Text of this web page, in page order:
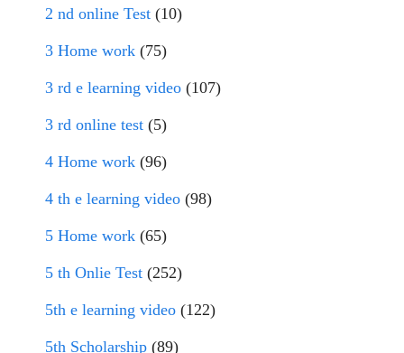
2 nd online Test (10)
3 Home work (75)
3 rd e learning video (107)
3 rd online test (5)
4 Home work (96)
4 th e learning video (98)
5 Home work (65)
5 th Onlie Test (252)
5th e learning video (122)
5th Scholarship (89)